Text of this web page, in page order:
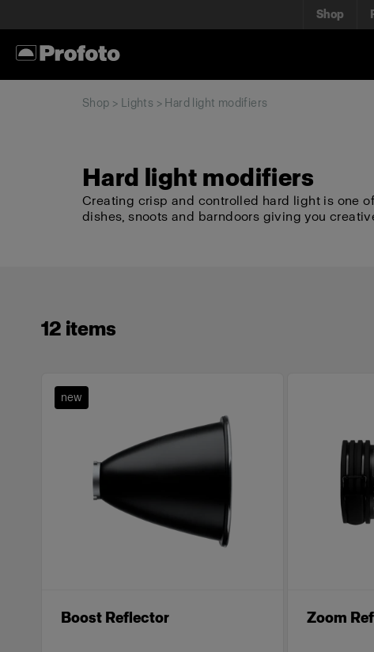
Shop
Shop > Lights > Hard light modifiers
Hard light modifiers
Creating crisp and controlled hard light is one
dishes, snoots and barndoors giving you
12 items
new
Boost Reflector Zoom